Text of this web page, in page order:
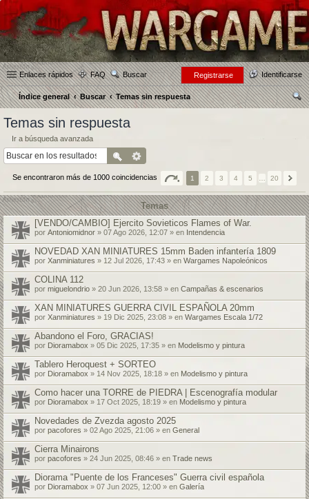
Enlaces rápidos FAQ Buscar Identificarse
Registrarse
Índice general Buscar
Temas sin respuesta
Temas sin respuesta
Ir a búsqueda avanzada
Se encontraron más de 1000 coincidencias 1 2 3 4 5 20
Temas
[VENDO/CAMBIO] Ejercito Sovieticos Flames of War.
por Antoniomidnor » 07 Ago 2026, 12:07 » en Intendencia
NOVEDAD XAN MINIATURES 15mm Baden infantería 1809
por Xanminiatures » 12 Jul 2026, 17:43 » en Wargames Napoleónicos
COLINA 112
por miguelondrio » 20 Jun 2026, 13:58 » en Campañas & escenarios
XAN MINIATURES GUERRA CIVIL ESPAÑOLA 20mm
por Xanminiatures » 19 Dic 2025, 23:08 » en Wargames Escala 1/72
Abandono el Foro, GRACIAS!
por Dioramabox » 05 Dic 2025, 17:35 » en Modelismo y pintura
Tablero Heroquest + SORTEO
por Dioramabox » 14 Nov 2025, 18:18 » en Modelismo y pintura
Como hacer una TORRE de PIEDRA | Escenografía modular
por Dioramabox » 17 Oct 2025, 18:19 » en Modelismo y pintura
Novedades de Zvezda agosto 2025
por pacofores » 02 Ago 2025, 21:06 » en General
Cierra Minairons
por pacofores » 24 Jun 2025, 08:46 » en Trade news
Diorama "Puente de los Franceses" Guerra civil española
por Dioramabox » 07 Jun 2025, 12:00 » en Galería